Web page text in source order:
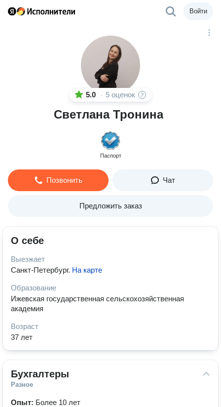
Войти
5.0 · 5 оценок
Светлана Тронина
Паспорт
Позвонить Чат
Предложить заказ
О себе
Выезжает
Санкт-Петербург. На карте
Образование
Ижевская государственная сельскохозяйственная
академия
Возраст
37 лет
Бухгалтеры
Разное
Опыт: Более 10 лет